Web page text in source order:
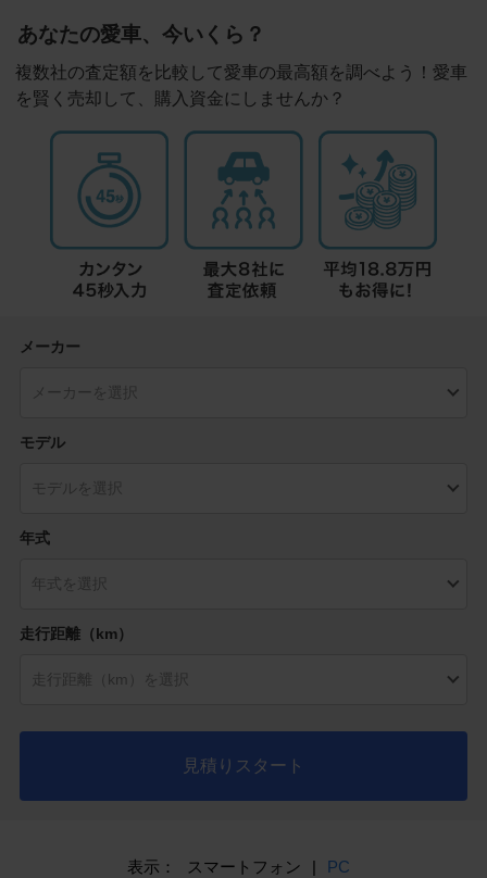
あなたの愛車、今いくら？
複数社の査定額を比較して愛車の最高額を調べよう！愛車
を賢く売却して、購入資金にしませんか？
メーカー
モデル
年式
走行距離（km）
見積りスタート
表示： スマートフォン | PC